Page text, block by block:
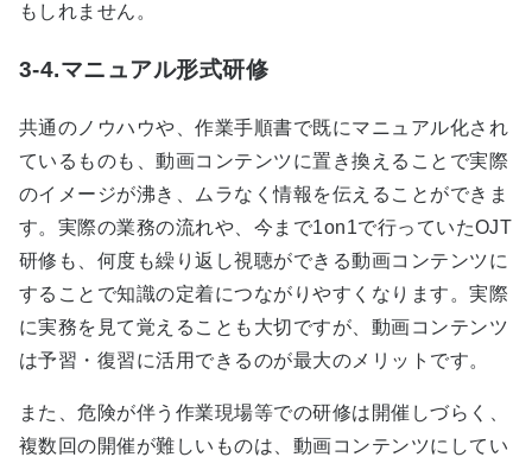
もしれません。
3-4.マニュアル形式研修
共通のノウハウや、作業手順書で既にマニュアル化され
ているものも、動画コンテンツに置き換えることで実際
のイメージが沸き、ムラなく情報を伝えることができま
す。実際の業務の流れや、今まで1on1で行っていたOJT
研修も、何度も繰り返し視聴ができる動画コンテンツに
することで知識の定着につながりやすくなります。実際
に実務を見て覚えることも大切ですが、動画コンテンツ
は予習・復習に活用できるのが最大のメリットです。
また、危険が伴う作業現場等での研修は開催しづらく、
複数回の開催が難しいものは、動画コンテンツにしてい